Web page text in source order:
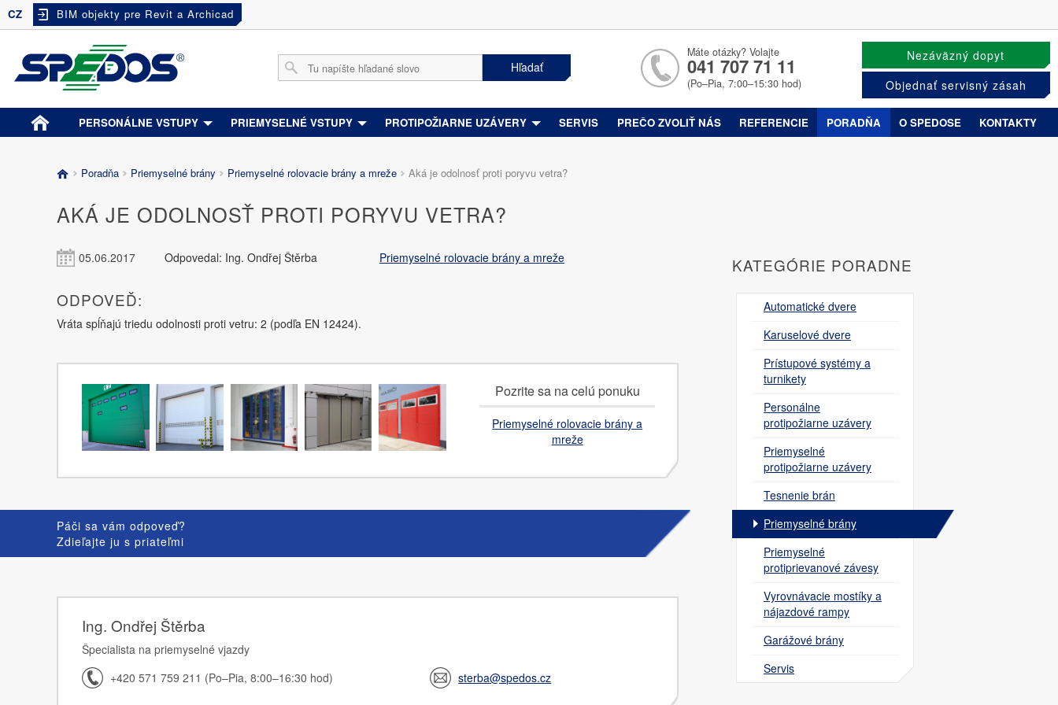
CZ BIM objekty pre Revit a Archicad
Hľadať
Máte otázky? Volajte
041 707 71 11
(Po–Pia, 7:00–15:30 hod)
Nezáväzný dopyt
Objednať servisný zásah
PERSONÁLNE VSTUPY PRIEMYSELNÉ VSTUPY PROTIPOŽIARNE UZÁVERY SERVIS PREČO ZVOLIŤ NÁS REFERENCIE PORADŇA O SPEDOSE KONTAKTY
Poradňa Priemyselné brány Priemyselné rolovacie brány a mreže Aká je odolnosť proti poryvu vetra?
AKÁ JE ODOLNOSŤ PROTI PORYVU VETRA?
05.06.2017 Odpovedal: Ing. Ondřej Štěrba Priemyselné rolovacie brány a mreže
ODPOVEĎ:
Vráta spĺňajú triedu odolnosti proti vetru: 2 (podľa EN 12424).
Pozrite sa na celú ponuku
Priemyselné rolovacie brány a
mreže
Páči sa vám odpoveď?
Zdieľajte ju s priateľmi
Ing. Ondřej Štěrba
Špecialista na priemyselné vjazdy
+420 571 759 211 (Po–Pia, 8:00–16:30 hod)
sterba@spedos.cz
KATEGÓRIE PORADNE
Automatické dvere
Karuselové dvere
Prístupové systémy a
turnikety
Personálne
protipožiarne uzávery
Priemyselné
protipožiarne uzávery
Tesnenie brán
Priemyselné brány
Priemyselné
protiprievanové závesy
Vyrovnávacie mostíky a
nájazdové rampy
Garážové brány
Servis